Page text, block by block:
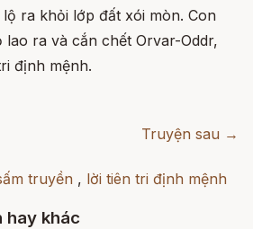
ra khỏi lớp đất xói mòn. Con
ra và cắn chết Orvar-Oddr,
định mệnh.
Truyện sau →
truyền , lời tiên tri định mệnh
hay khác